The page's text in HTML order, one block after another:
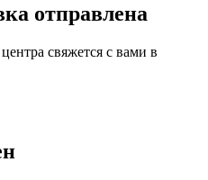
отправлена
свяжется с вами в